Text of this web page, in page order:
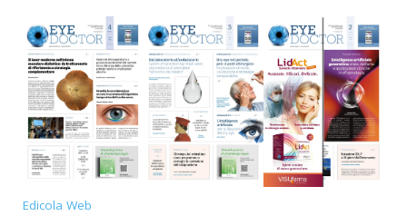
Edicola Web